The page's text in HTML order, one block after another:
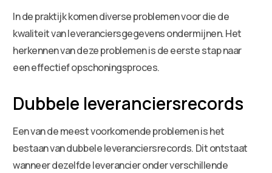
In de praktijk komen diverse problemen voor die de
kwaliteit van leveranciersgegevens ondermijnen. Het
herkennen van deze problemen is de eerste stap naar
een effectief opschoningsproces.
Dubbele leveranciersrecords
Een van de meest voorkomende problemen is het
bestaan van dubbele leveranciersrecords. Dit ontstaat
wanneer dezelfde leverancier onder verschillende